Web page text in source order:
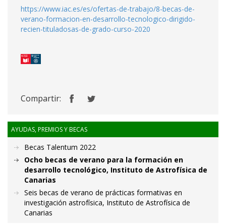
https://www.iac.es/es/ofertas-de-trabajo/8-becas-de-
verano-formacion-en-desarrollo-tecnologico-dirigido-
recien-tituladosas-de-grado-curso-2020
Compartir:
AYUDAS, PREMIOS Y BECAS
Becas Talentum 2022
Ocho becas de verano para la formación en
desarrollo tecnológico, Instituto de Astrofísica de
Canarias
Seis becas de verano de prácticas formativas en
investigación astrofísica, Instituto de Astrofísica de
Canarias